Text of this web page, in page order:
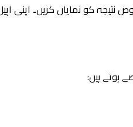
کو نمایاں کریں۔ اپنی
ہوتے ہیں: